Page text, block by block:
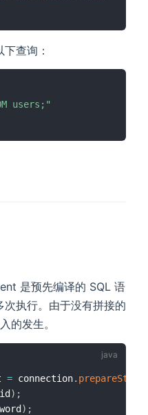
查询：
users;"
是预先编译的 SQL 语
执行。由于没有拼接的
的发生。
= connection.
) ;
) ;